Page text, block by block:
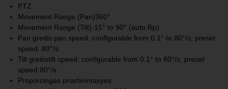
PTZ
Movement Range (Pan)360°
Movement Range (Tilt)-15° to 90° (auto flip)
Pan greitis pan speed: configurable from 0.1° to 80°/s; preset
speed: 80°/s
Tilt greitistilt speed: configurable from 0.1° to 80°/s, preset
speed 80°/s
Proporcingas priartinimasyes